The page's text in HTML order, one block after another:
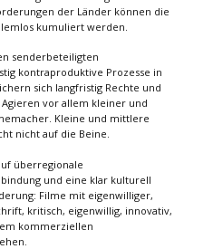
der Länder können die
kumuliert werden.
senderbeteiligten
kontraproduktive Prozesse in
sich langfristig Rechte und
vor allem kleiner und
Kleine und mittlere
nicht auf die Beine.
überregionale
und eine klar kulturell
Filme mit eigenwilliger,
kritisch, eigenwillig, innovativ,
kommerziellen